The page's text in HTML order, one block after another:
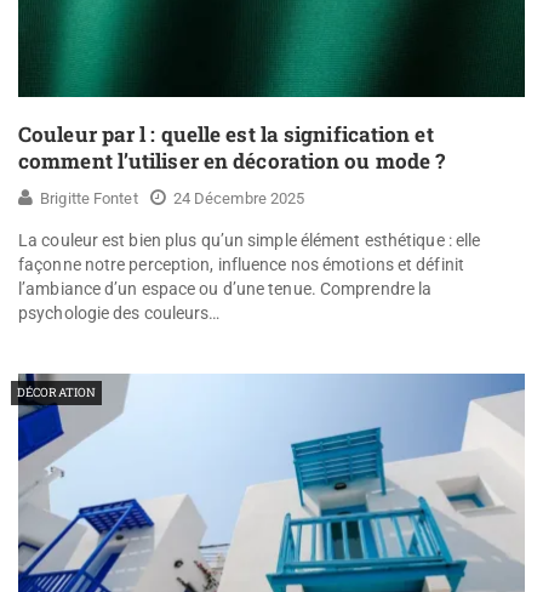
Couleur par l : quelle est la signification et
comment l’utiliser en décoration ou mode ?
Brigitte Fontet 24 Décembre 2025
La couleur est bien plus qu’un simple élément esthétique : elle
façonne notre perception, influence nos émotions et définit
l’ambiance d’un espace ou d’une tenue. Comprendre la
psychologie des couleurs…
DÉCORATION